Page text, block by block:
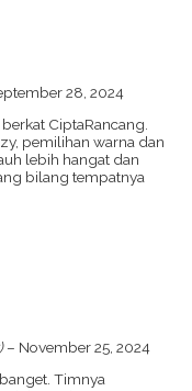
28, 2024
CiptaRancang.
pemilihan warna dan
lebih hangat dan
bilang tempatnya
– November 25, 2024
Timnya